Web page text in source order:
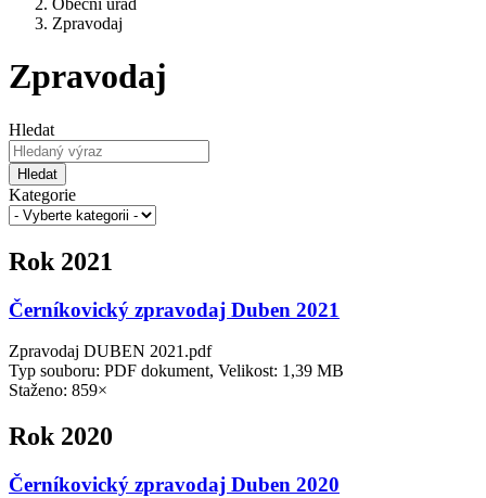
Obecní úřad
Zpravodaj
Zpravodaj
Hledat
Hledat
Kategorie
Rok 2021
Černíkovický zpravodaj Duben 2021
Zpravodaj DUBEN 2021.pdf
Typ souboru: PDF dokument, Velikost: 1,39 MB
Staženo: 859×
Rok 2020
Černíkovický zpravodaj Duben 2020